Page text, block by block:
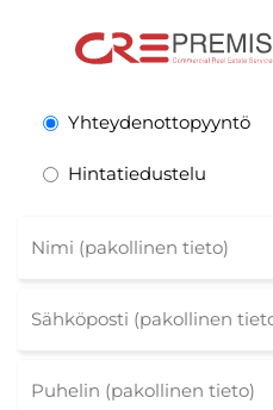
Yhteydenottopyyntö
Hintatiedustelu